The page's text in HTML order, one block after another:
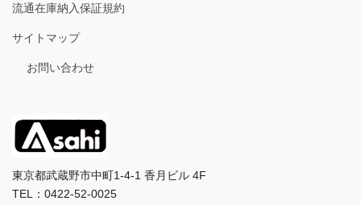
流通在庫納入保証規約
サイトマップ
お問い合わせ
東京都武蔵野市中町1-4-1 香月ビル 4F
TEL：0422-52-0025